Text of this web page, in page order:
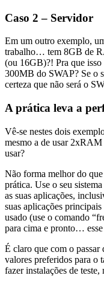
Caso 2 – Servidor
Em um outro exemplo,
trabalho… tem 8GB de
(ou 16GB)?! Pra que isso
300MB do SWAP? Se o
certeza que não será o
A prática leva a
Vê-se nestes dois
mesmo a de usar
usar?
Não forma melhor do que
prática. Use o seu
as suas aplicações,
suas aplicações
usado (use o comando
para cima e pronto…
É claro que com o passar
valores preferidos para o
fazer instalações de